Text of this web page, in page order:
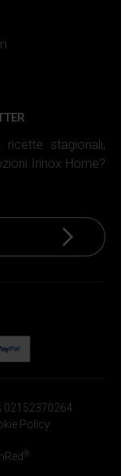
stagionali,
Irinox Home?
Iscriviti
02152370264
Policy
®